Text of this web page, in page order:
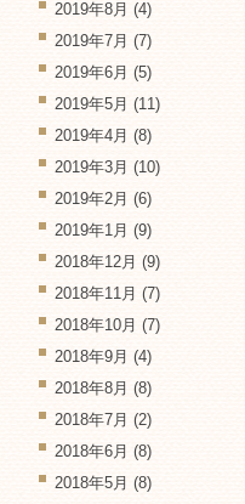
2019年8月 (4)
2019年7月 (7)
2019年6月 (5)
2019年5月 (11)
2019年4月 (8)
2019年3月 (10)
2019年2月 (6)
2019年1月 (9)
2018年12月 (9)
2018年11月 (7)
2018年10月 (7)
2018年9月 (4)
2018年8月 (8)
2018年7月 (2)
2018年6月 (8)
2018年5月 (8)